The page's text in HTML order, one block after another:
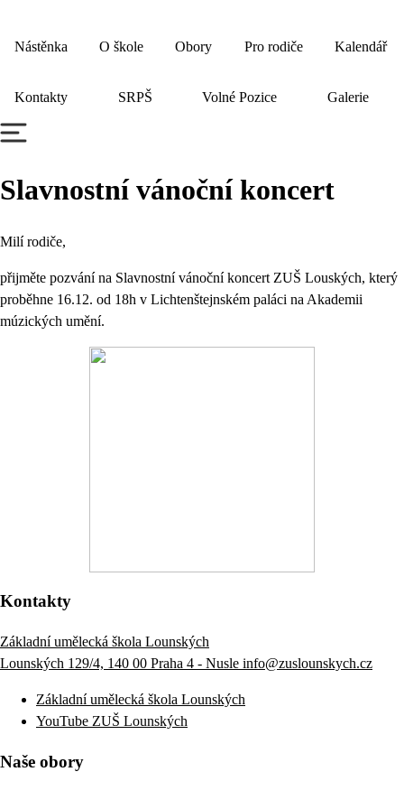
Nástěnka O škole Obory Pro rodiče Kalendář
Kontakty SRPŠ Volné Pozice Galerie
Slavnostní vánoční koncert
Milí rodiče,
přijměte pozvání na Slavnostní vánoční koncert ZUŠ Louských, který
proběhne 16.12. od 18h v Lichtenštejnském paláci na Akademii
múzických umění.
Kontakty
Základní umělecká škola Lounských
Lounských 129/4, 140 00 Praha 4 - Nusle info@zuslounskych.cz
Základní umělecká škola Lounských
YouTube ZUŠ Lounských
Naše obory